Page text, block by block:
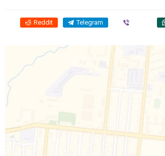
Reddit Telegram